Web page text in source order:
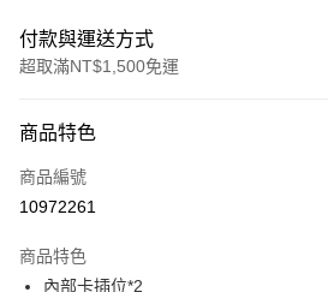
付款與運送方式
超取滿NT$1,500免運
信用卡一次付款
超商取貨付款
Apple Pay
商品特色
商品編號
10972261
商品特色
內部卡插位*2